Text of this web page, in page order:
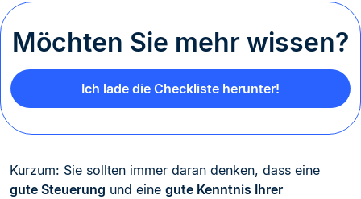
Möchten Sie mehr wissen?
Ich lade die Checkliste herunter!
Kurzum: Sie sollten immer daran denken, dass eine
gute Steuerung und eine gute Kenntnis Ihrer